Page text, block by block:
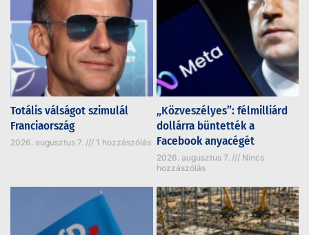
Totális válságot szimulál
Franciaország
2026. augusztus 7. 1 hozzászólás
„Közveszélyes”: félmilliárd
dollárra büntették a
Facebook anyacégét
2026. augusztus 7.
Nincs
hozzászólás